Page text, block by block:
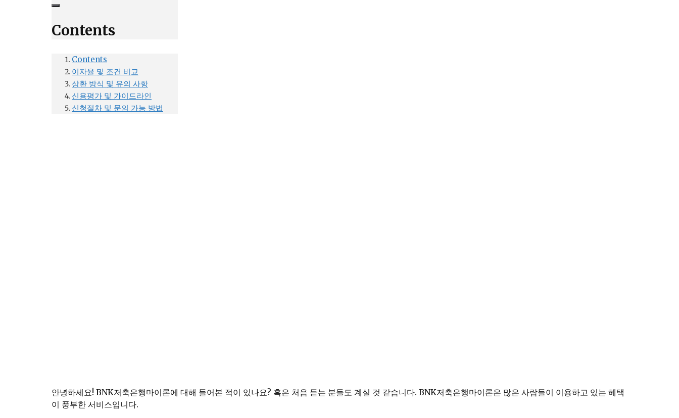
Contents
Contents
이자율 및 조건 비교
상환 방식 및 유의 사항
신용평가 및 가이드라인
신청절차 및 문의 가능 방법
안녕하세요! BNK저축은행마이론에 대해 들어본 적이 있나요? 혹은 처음 듣는 분들도 계실 것 같습니다. BNK저축은행마이론은 많은 사람들이 이용하고 있는 혜택
이 풍부한 서비스입니다.